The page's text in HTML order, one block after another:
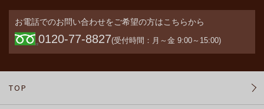
ン
お電話でのお問い合わせをご希望の方はこちらから
0120-77-8827(受付時間：月～金 9:00～15:00)
TOP